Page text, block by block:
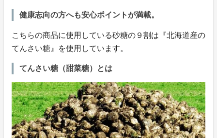
健康志向の方へも安心ポイントが満載。
こちらの商品に使用している砂糖の９割は『北海道産の
てんさい糖』を使用しています。
てんさい糖（甜菜糖）とは